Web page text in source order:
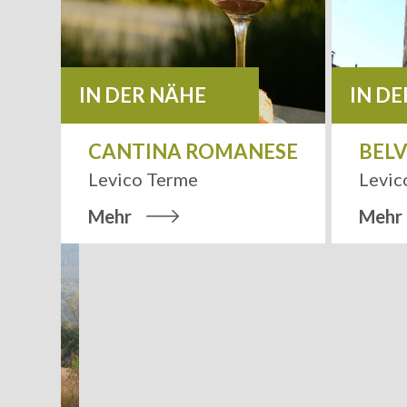
IN DER NÄHE
CANTINA ROMANESE
Levico Terme
Mehr
IN
Mehr